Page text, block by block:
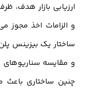
ارزیابی بازار هدف،
و الزامات اخذ مجوز
ساختار یک بیزینس
و مقایسه سناریوهای
چنین ساختاری